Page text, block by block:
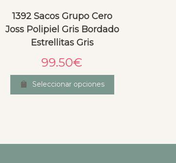
1392 Sacos Grupo Cero
Joss Polipiel Gris Bordado
Estrellitas Gris
99.50€
Seleccionar opciones